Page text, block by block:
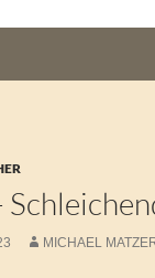
MICHAEL